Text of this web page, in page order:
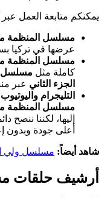
يمكنكم متابعة العمل عبر
مسلسل المنظمة
عرضها في تركيا
مسلسل المنظمة
كاملة مثل مسلسل
الجزء الثاني عبر
التليجرام
مسلسل المنظمة
إليها، لكننا
أعلى جودة وبدون
شاهد أيضاً: مسلسل ولي
أرشيف حلقات